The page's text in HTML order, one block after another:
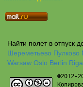
Найти полет в отпуск
Шереметьево Пулково
Warsaw Oslo Berlin Riga
©2012-